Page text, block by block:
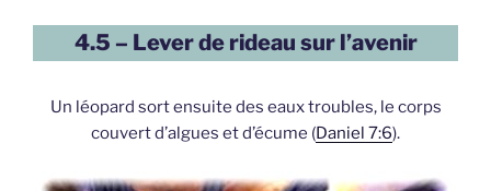
4.5 – Lever de rideau sur l’avenir
Un léopard sort ensuite des eaux troubles, le corps
couvert d’algues et d’écume (Daniel 7:6).